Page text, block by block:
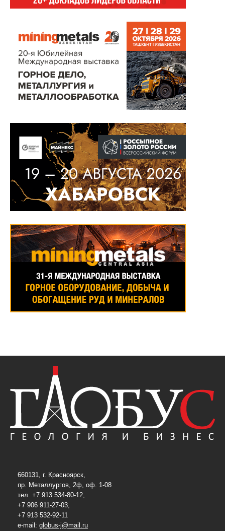
660131, г. Красноярск,
пр. Металлургов, 2ф, оф. 1-08
тел. +7 913 534-80-12,
+7 906 911-27-03,
+7 913 532-92-11
e-mail: globus-j@mail.ru